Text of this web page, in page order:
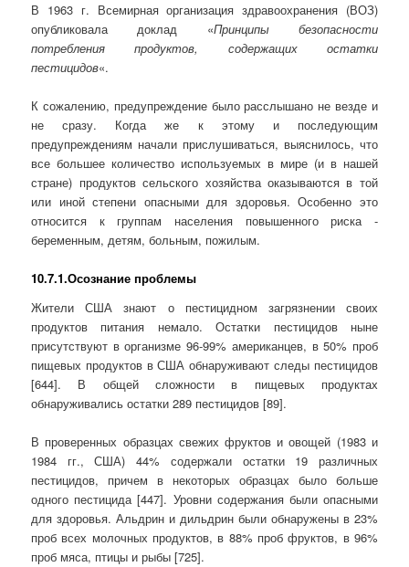
В 1963 г. Всемирная организация здравоохранения (ВОЗ)
опубликовала доклад «Принципы безопасности
потребления продуктов, содержащих остатки
пестицидов«.
К сожалению, предупреждение было расслышано не везде и
не сразу. Когда же к этому и последующим
предупреждениям начали прислушиваться, выяснилось, что
все большее количество используемых в мире (и в нашей
стране) продуктов сельского хозяйства оказываются в той
или иной степени опасными для здоровья. Особенно это
относится к группам населения повышенного риска -
беременным, детям, больным, пожилым.
10.7.1.Осознание проблемы
Жители США знают о пестицидном загрязнении своих
продуктов питания немало. Остатки пестицидов ныне
присутствуют в организме 96-99% американцев, в 50% проб
пищевых продуктов в США обнаруживают следы пестицидов
[644]. В общей сложности в пищевых продуктах
обнаруживались остатки 289 пестицидов [89].
В проверенных образцах свежих фруктов и овощей (1983 и
1984 гг., США) 44% содержали остатки 19 различных
пестицидов, причем в некоторых образцах было больше
одного пестицида [447]. Уровни содержания были опасными
для здоровья. Альдрин и дильдрин были обнаружены в 23%
проб всех молочных продуктов, в 88% проб фруктов, в 96%
проб мяса, птицы и рыбы [725].